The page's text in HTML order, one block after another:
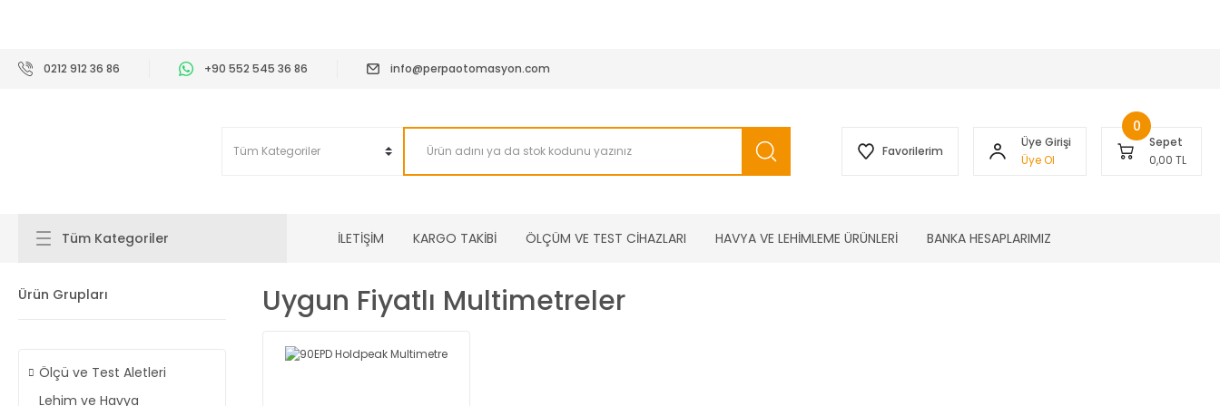
0212 912 36 86 +90 552 545 36 86 info@perpaotomasyon.com
Favorilerim
Üye Girişi
Üye Ol
Sepet
0,00 TL
0
Tüm Kategoriler İLETİŞİM KARGO TAKİBİ ÖLÇÜM VE TEST CİHAZLARI HAVYA VE LEHİMLEME ÜRÜNLERİ BANKA HESAPLARIMIZ
Ürün Grupları
Ölçü ve Test Aletleri
Lehim ve Havya
Uygun Fiyatlı Multimetreler